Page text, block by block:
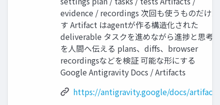
evidence / recordings 次回も使うものだけ戻
す Artifact はagentが作る構造化された
deliverable タスクを進めながら進捗と思考
を人間へ伝える plans、diffs、browser
recordingsなどを検証 可能な形にする
Google Antigravity Docs / Artifacts
https://antigravity.google/docs/artifacts